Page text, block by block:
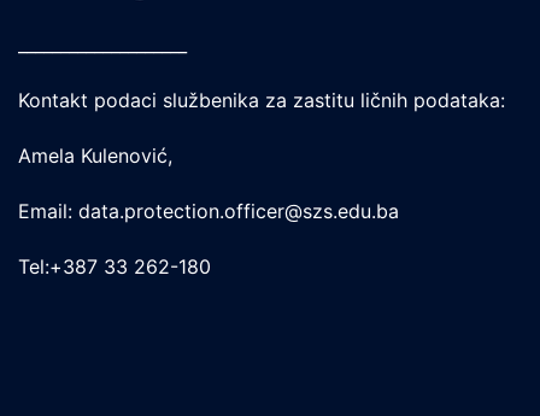
Kontakt podaci službenika za zastitu ličnih podataka:
Amela Kulenović,
Email: data.protection.officer@szs.edu.ba
Tel:+387 33 262-180